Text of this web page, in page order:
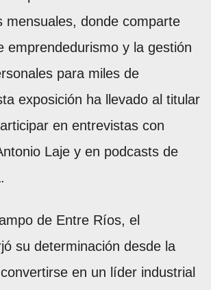
mensuales, donde comparte
emprendedurismo y la gestión
para miles de
exposición ha llevado al titular
en entrevistas con
Laje y en podcasts de
de Entre Ríos, el
su determinación desde la
en un líder industrial